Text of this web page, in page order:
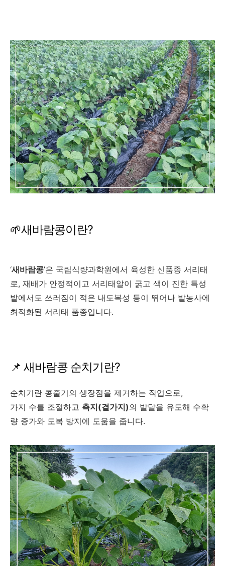
🌱새바람콩이란?
‘새바람콩’은 국립식량과학원에서 육성한 신품종 서리태
로, 재배가 안정적이고 서리태알이 굵고 색이 진한 특성
밭에서도 쓰러짐이 적은 내도복성 등이 뛰어나 밭농사에
최적화된 서리태 품종입니다.
📌 새바람콩 순치기란?
순치기란 콩줄기의 생장점을 제거하는 작업으로,
가지 수를 조절하고 측지(곁가지)의 발달을 유도해 수확
량 증가와 도복 방지에 도움을 줍니다.